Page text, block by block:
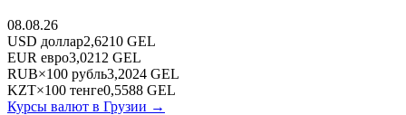
08.08.26
USD доллар2,6210 GEL
EUR евро3,0212 GEL
RUB×100 рубль3,2024 GEL
KZT×100 тенге0,5588 GEL
Курсы валют в Грузии →